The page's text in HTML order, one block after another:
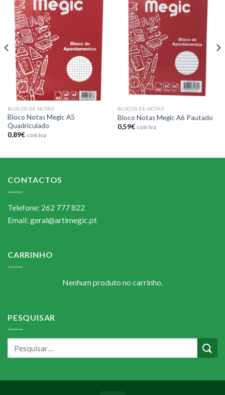
BLOCOS DE NOTAS
Bloco Notas Megic A5
Quadriculado
0,89€ com Iva
wishlist
BLOCOS DE NOTAS
Bloco Notas Megic A6 Pautado
0,59€ com Iva
CONTACTOS
Telefone: 262 777 822
Email: geral@artimegic.pt
CARRINHO
Nenhum produto no carrinho.
PESQUISAR